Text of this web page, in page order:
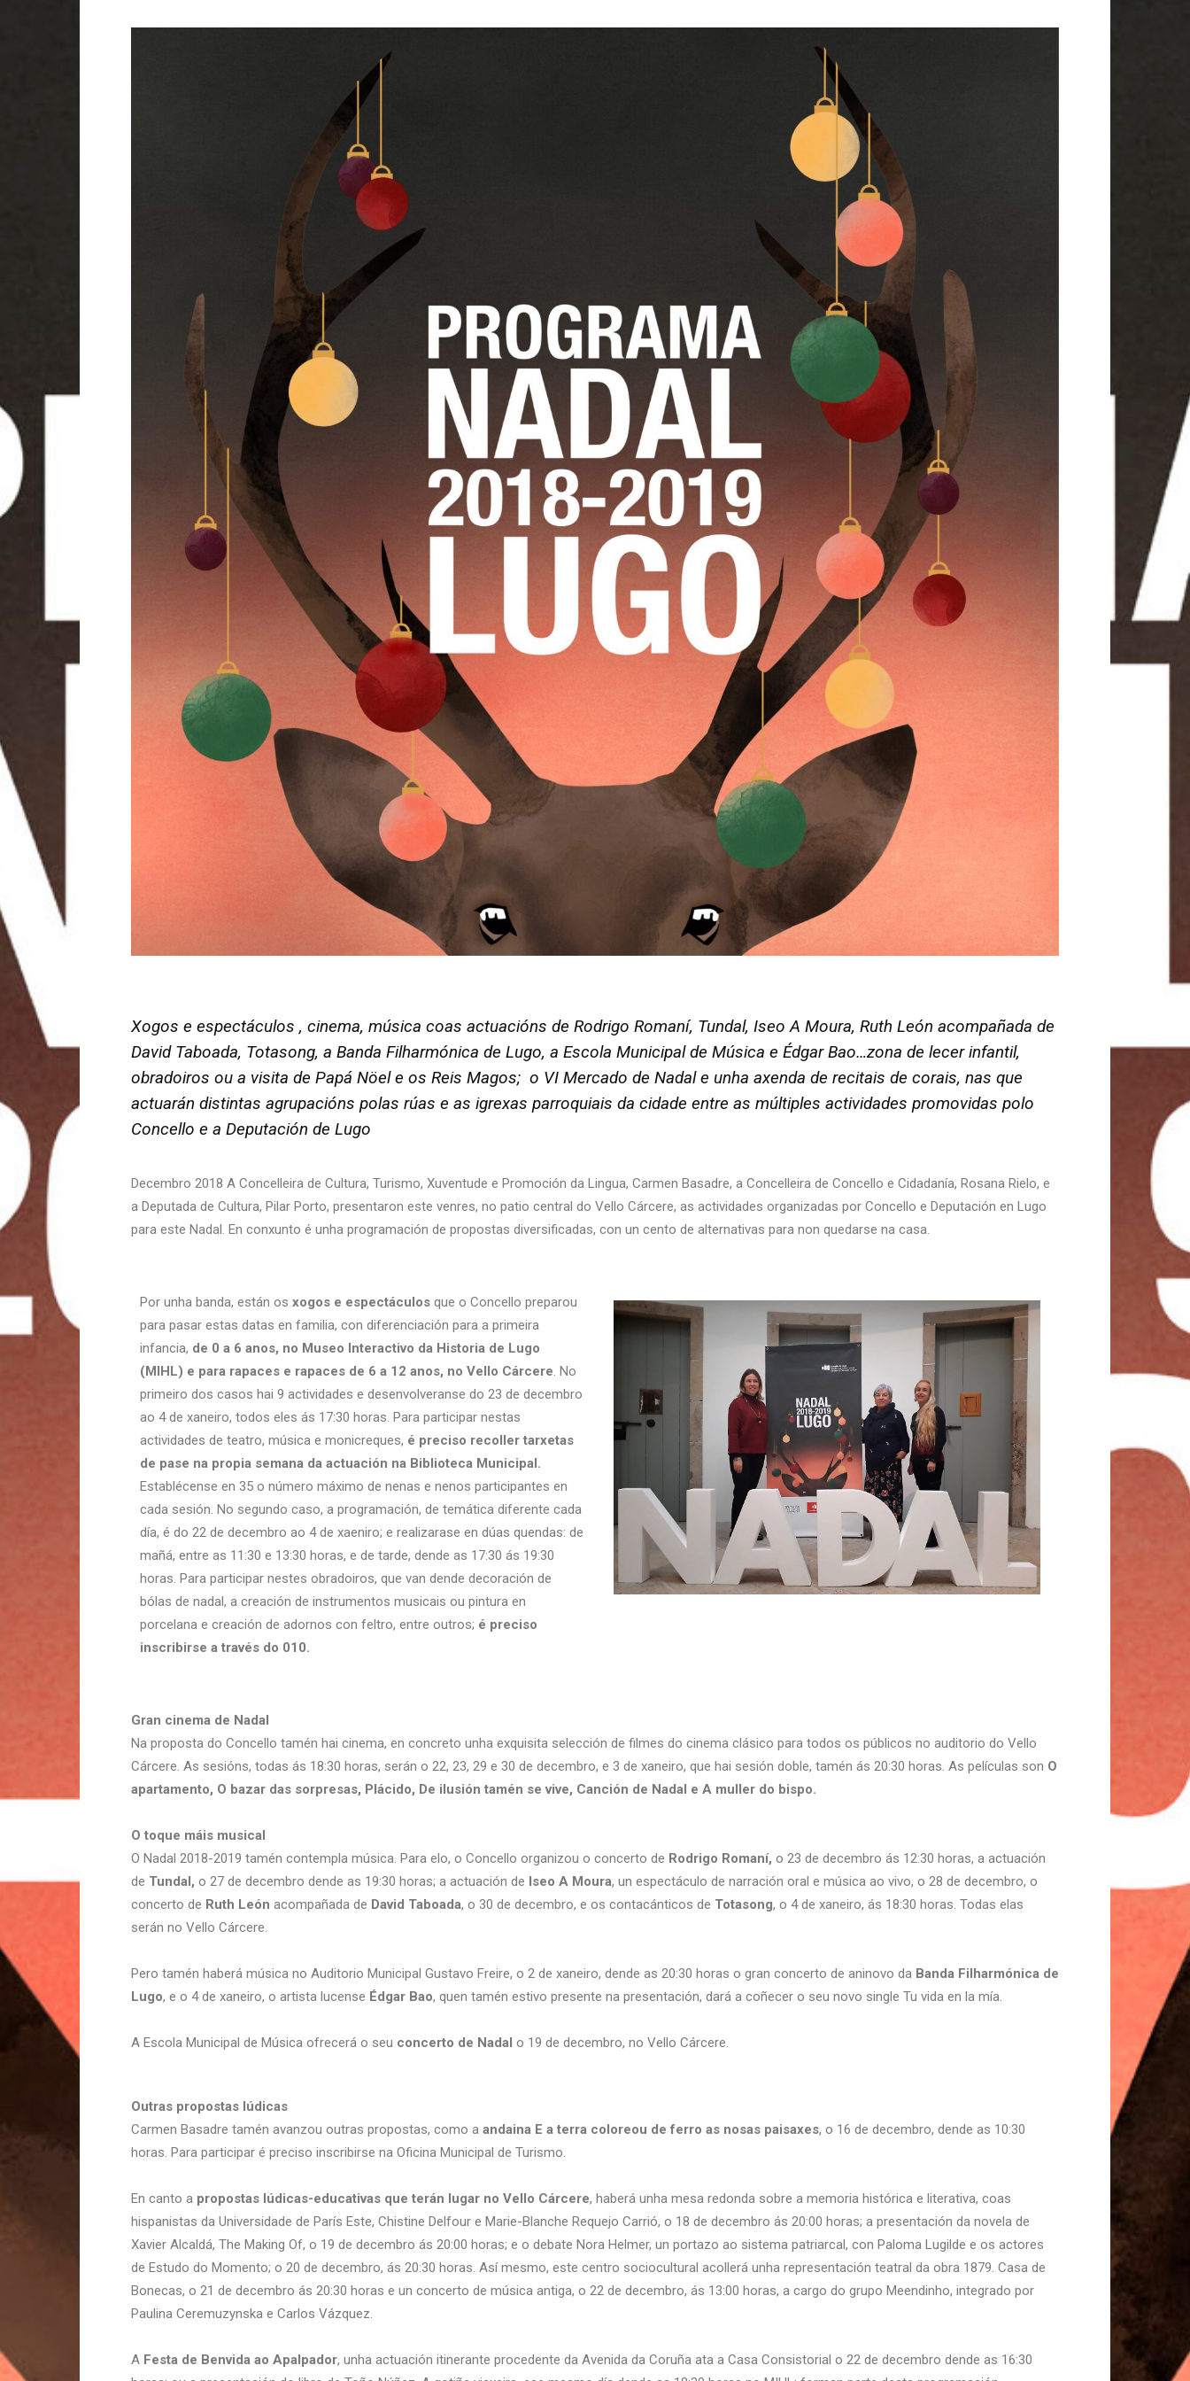
Xogos e espectáculos , cinema, música coas actuacións de Rodrigo Romaní, Tundal, Iseo A Moura, Ruth León acompañada de
David Taboada, Totasong, a Banda Filharmónica de Lugo, a Escola Municipal de Música e Édgar Bao…zona de lecer infantil,
obradoiros ou a visita de Papá Nöel e os Reis Magos; o VI Mercado de Nadal e unha axenda de recitais de corais, nas que
actuarán distintas agrupacións polas rúas e as igrexas parroquiais da cidade entre as múltiples actividades promovidas polo
Concello e a Deputación de Lugo
Decembro 2018 A Concelleira de Cultura, Turismo, Xuventude e Promoción da Lingua, Carmen Basadre, a Concelleira de Concello e Cidadanía, Rosana Rielo, e
a Deputada de Cultura, Pilar Porto, presentaron este venres, no patio central do Vello Cárcere, as actividades organizadas por Concello e Deputación en Lugo
para este Nadal. En conxunto é unha programación de propostas diversificadas, con un cento de alternativas para non quedarse na casa.
Por unha banda, están os xogos e espectáculos que o Concello preparou
para pasar estas datas en familia, con diferenciación para a primeira
infancia, de 0 a 6 anos, no Museo Interactivo da Historia de Lugo
(MIHL) e para rapaces e rapaces de 6 a 12 anos, no Vello Cárcere. No
primeiro dos casos hai 9 actividades e desenvolveranse do 23 de decembro
ao 4 de xaneiro, todos eles ás 17:30 horas. Para participar nestas
actividades de teatro, música e monicreques, é preciso recoller tarxetas
de pase na propia semana da actuación na Biblioteca Municipal.
Establécense en 35 o número máximo de nenas e nenos participantes en
cada sesión. No segundo caso, a programación, de temática diferente cada
día, é do 22 de decembro ao 4 de xaeniro; e realizarase en dúas quendas: de
mañá, entre as 11:30 e 13:30 horas, e de tarde, dende as 17:30 ás 19:30
horas. Para participar nestes obradoiros, que van dende decoración de
bólas de nadal, a creación de instrumentos musicais ou pintura en
porcelana e creación de adornos con feltro, entre outros; é preciso
inscribirse a través do 010.
Gran cinema de Nadal
Na proposta do Concello tamén hai cinema, en concreto unha exquisita selección de filmes do cinema clásico para todos os públicos no auditorio do Vello
Cárcere. As sesións, todas ás 18:30 horas, serán o 22, 23, 29 e 30 de decembro, e 3 de xaneiro, que hai sesión doble, tamén ás 20:30 horas. As películas son O
apartamento, O bazar das sorpresas, Plácido, De ilusión tamén se vive, Canción de Nadal e A muller do bispo.
O toque máis musical
O Nadal 2018-2019 tamén contempla música. Para elo, o Concello organizou o concerto de Rodrigo Romaní, o 23 de decembro ás 12:30 horas, a actuación
de Tundal, o 27 de decembro dende as 19:30 horas; a actuación de Iseo A Moura, un espectáculo de narración oral e música ao vivo, o 28 de decembro, o
concerto de Ruth León acompañada de David Taboada, o 30 de decembro, e os contacánticos de Totasong, o 4 de xaneiro, ás 18:30 horas. Todas elas
serán no Vello Cárcere.
Pero tamén haberá música no Auditorio Municipal Gustavo Freire, o 2 de xaneiro, dende as 20:30 horas o gran concerto de aninovo da Banda Filharmónica de
Lugo, e o 4 de xaneiro, o artista lucense Édgar Bao, quen tamén estivo presente na presentación, dará a coñecer o seu novo single Tu vida en la mía.
A Escola Municipal de Música ofrecerá o seu concerto de Nadal o 19 de decembro, no Vello Cárcere.
Outras propostas lúdicas
Carmen Basadre tamén avanzou outras propostas, como a andaina E a terra coloreou de ferro as nosas paisaxes, o 16 de decembro, dende as 10:30
horas. Para participar é preciso inscribirse na Oficina Municipal de Turismo.
En canto a propostas lúdicas-educativas que terán lugar no Vello Cárcere, haberá unha mesa redonda sobre a memoria histórica e literativa, coas
hispanistas da Universidade de París Este, Chistine Delfour e Marie-Blanche Requejo Carrió, o 18 de decembro ás 20:00 horas; a presentación da novela de
Xavier Alcaldá, The Making Of, o 19 de decembro ás 20:00 horas; e o debate Nora Helmer, un portazo ao sistema patriarcal, con Paloma Lugilde e os actores
de Estudo do Momento; o 20 de decembro, ás 20:30 horas. Así mesmo, este centro sociocultural acollerá unha representación teatral da obra 1879. Casa de
Bonecas, o 21 de decembro ás 20:30 horas e un concerto de música antiga, o 22 de decembro, ás 13:00 horas, a cargo do grupo Meendinho, integrado por
Paulina Ceremuzynska e Carlos Vázquez.
A Festa de Benvida ao Apalpador, unha actuación itinerante procedente da Avenida da Coruña ata a Casa Consistorial o 22 de decembro dende as 16:30